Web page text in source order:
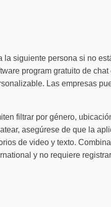
siguiente persona si no
program gratuito de
Las empresas
filtrar por género,
asegúrese de que la
de video y texto.
y no requiere